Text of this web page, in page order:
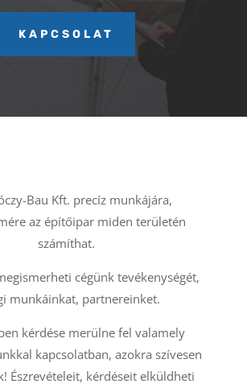
KAPCSOLAT
Bau Kft. precíz munkájára,
az építőipar miden területén
számíthat.
cégünk tevékenységét,
munkáinkat, partnereinket.
kérdése merülne fel valamely
kapcsolatban, azokra szívesen
Észrevételeit, kérdéseit elküldheti